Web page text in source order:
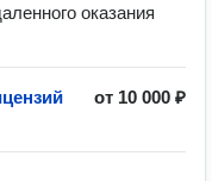
оказания
от 10 000 ₽